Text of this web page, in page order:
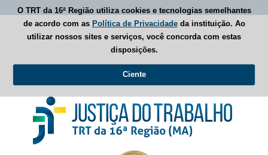
O TRT da 16ª Região utiliza cookies e tecnologias semelhantes
de acordo com as Política de Privacidadeda instituição. Ao
utilizar nossos sites e serviços, você concorda com estas
disposições.
Ciente